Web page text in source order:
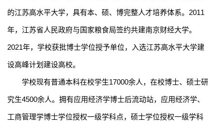
的江苏高水平大学，具有本、硕、博完整人才培养体系。 2011
年，江苏省人民政府与国家粮食局签约共建南京财经大学。
2021年，学校获批博士学位授予单位，入选江苏高水平大学建
设高峰计划建设高校。
学校现有普通本科在校学生17000余人，在校博士、硕士研
究生4500余人。拥有应用经济学博士后流动站，应用经济学、
工商管理学博士学位授权一级学科点，硕士学位授权一级学科